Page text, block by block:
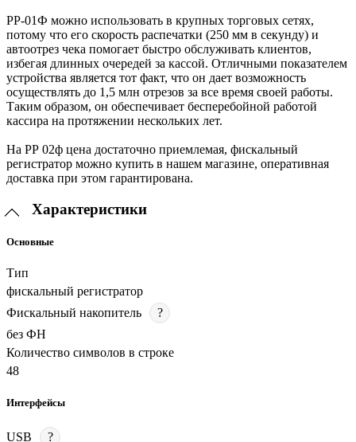
РР-01Ф можно использовать в крупных торговых сетях,
потому что его скорость распечатки (250 мм в секунду) и
автоотрез чека помогает быстро обслуживать клиентов,
избегая длинных очередей за кассой. Отличными показателем
устройства является тот факт, что он дает возможность
осуществлять до 1,5 млн отрезов за все время своей работы.
Таким образом, он обеспечивает бесперебойной работой
кассира на протяжении нескольких лет.
На РР 02ф цена достаточно приемлемая, фискальный
регистратор можно купить в нашем магазине, оперативная
доставка при этом гарантирована.
Характеристики
Основные
Тип
фискальный регистратор
Фискальный накопитель
?
без ФН
Количество символов в строке
48
Интерфейсы
USB ?